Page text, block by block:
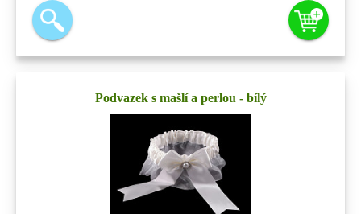
Podvazek s mašlí a perlou - bílý